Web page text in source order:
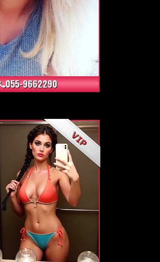
055-9662290